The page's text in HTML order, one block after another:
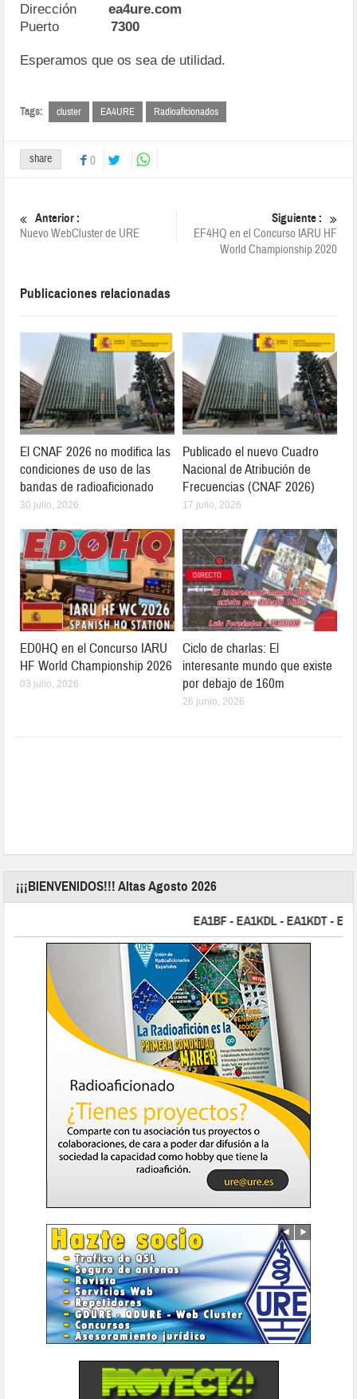
Direcciónea4ure.com
Puerto7300
Esperamos que os sea de utilidad.
Tags: cluster EA4URE Radioaficionados
share 0
Anterior :
Nuevo WebCluster de URE
Siguiente :
EF4HQ en el Concurso IARU HF
World Championship 2020
Publicaciones relacionadas
El CNAF 2026 no modifica las
condiciones de uso de las
bandas de radioaficionado
30 julio, 2026
Publicado el nuevo Cuadro
Nacional de Atribución de
Frecuencias (CNAF 2026)
17 julio, 2026
ED0HQ en el Concurso IARU
HF World Championship 2026
03 julio, 2026
Ciclo de charlas: El
interesante mundo que existe
por debajo de 160m
26 junio, 2026
¡¡¡BIENVENIDOS!!! Altas Agosto 2026
EA1BF - EA1KDL - EA1KDT -